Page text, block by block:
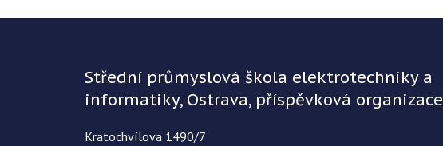
Střední průmyslová škola elektrotechniky a
informatiky, Ostrava, příspěvková organizace
Kratochvílova 1490/7